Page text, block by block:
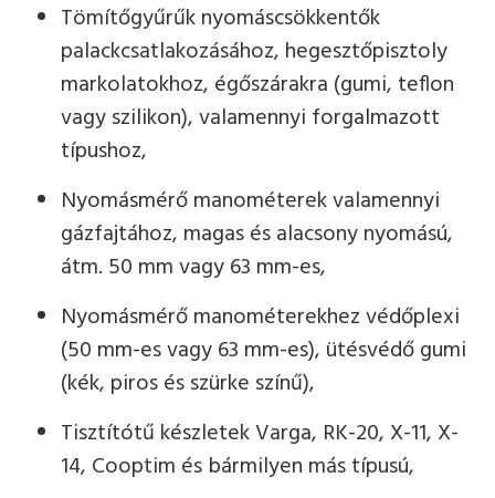
Tömítőgyűrűk nyomáscsökkentők
palackcsatlakozásához, hegesztőpisztoly
markolatokhoz, égőszárakra (gumi, teflon
vagy szilikon), valamennyi forgalmazott
típushoz,
Nyomásmérő manométerek valamennyi
gázfajtához, magas és alacsony nyomású,
átm. 50 mm vagy 63 mm-es,
Nyomásmérő manométerekhez védőplexi
(50 mm-es vagy 63 mm-es), ütésvédő gumi
(kék, piros és szürke színű),
Tisztítótű készletek Varga, RK-20, X-11, X-
14, Cooptim és bármilyen más típusú,